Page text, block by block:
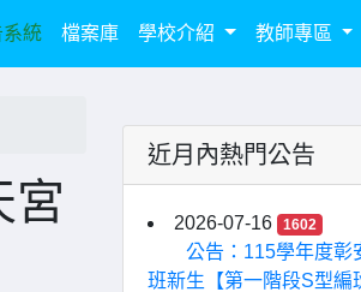
統 檔案庫 學校介紹 教師專區
宮
近月內熱門公告
2026-07-16 1602
公告：115學年度彰
班新生【第一階段S型編